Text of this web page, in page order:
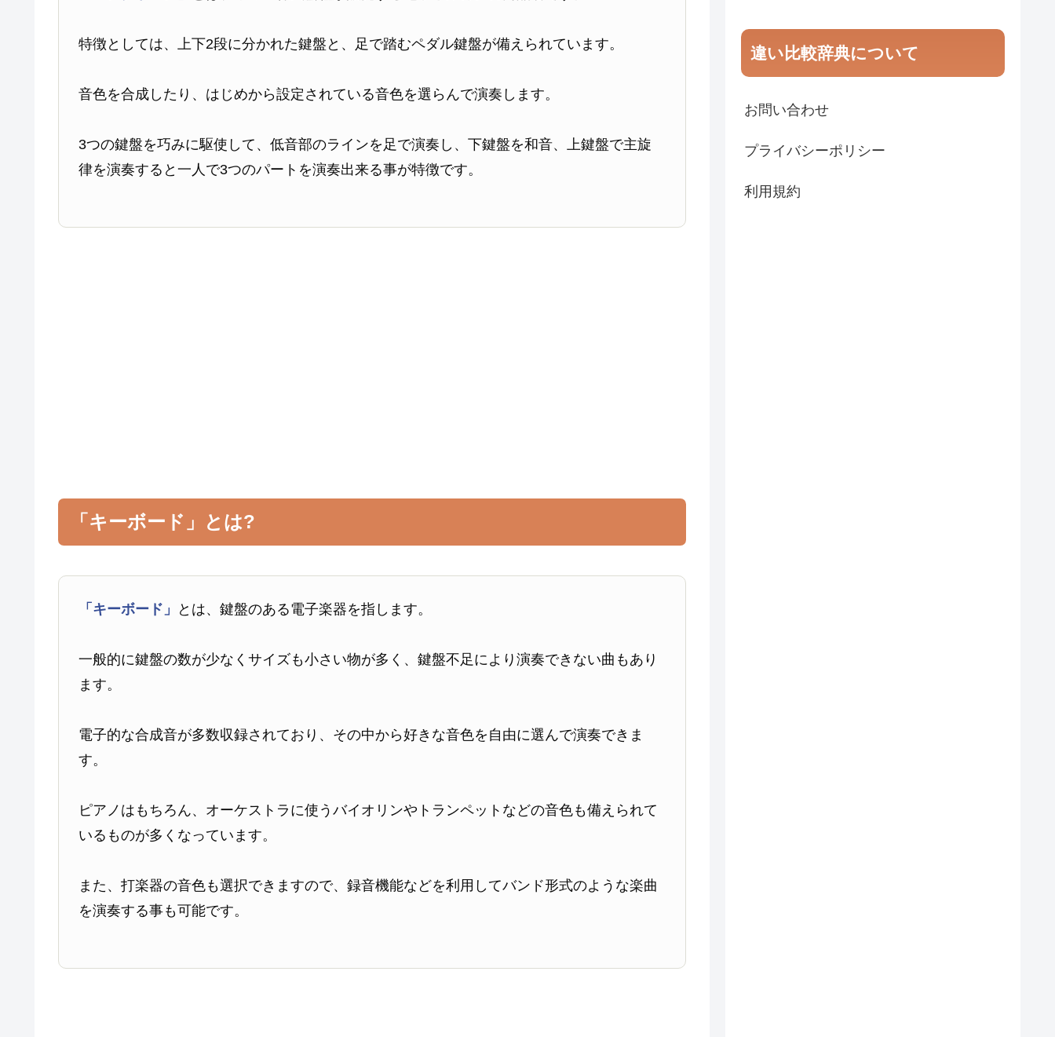
特徴としては、上下2段に分かれた鍵盤と、足で踏むペダル鍵盤が備えられています。
音色を合成したり、はじめから設定されている音色を選らんで演奏します。
3つの鍵盤を巧みに駆使して、低音部のラインを足で演奏し、下鍵盤を和音、上鍵盤で主旋
律を演奏すると一人で3つのパートを演奏出来る事が特徴です。
「キーボード」とは?
「キーボード」 とは、鍵盤のある電子楽器を指します。
一般的に鍵盤の数が少なくサイズも小さい物が多く、鍵盤不足により演奏できない曲もあり
ます。
電子的な合成音が多数収録されており、その中から好きな音色を自由に選んで演奏できま
す。
ピアノはもちろん、オーケストラに使うバイオリンやトランペットなどの音色も備えられて
いるものが多くなっています。
また、打楽器の音色も選択できますので、録音機能などを利用してバンド形式のような楽曲
を演奏する事も可能です。
違い比較辞典について
お問い合わせ
プライバシーポリシー
利用規約